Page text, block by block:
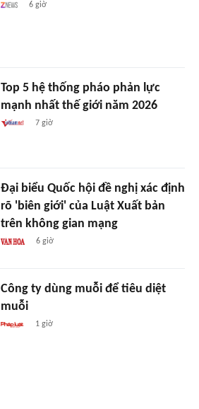
6 giờ
Top 5 hệ thống pháo phản lực
mạnh nhất thế giới năm 2026
7 giờ
Đại biểu Quốc hội đề nghị xác định
rõ 'biên giới' của Luật Xuất bản
trên không gian mạng
6 giờ
Công ty dùng muỗi để tiêu diệt
muỗi
1 giờ